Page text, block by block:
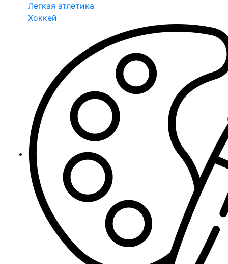
Легкая атлетика
Хоккей